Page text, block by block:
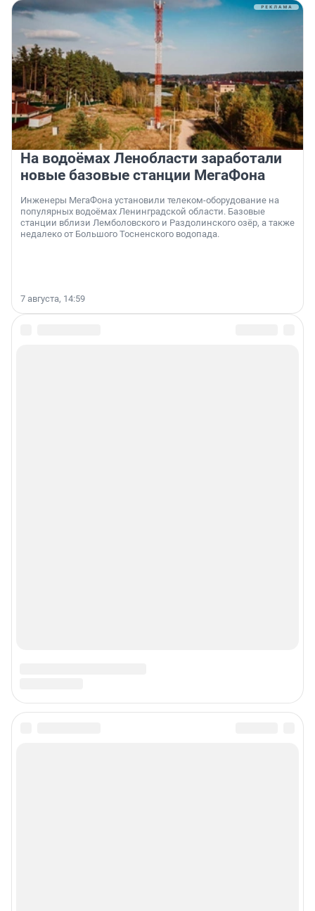
На водоёмах Ленобласти заработали
новые базовые станции МегаФона
Инженеры МегаФона установили телеком-оборудование на
популярных водоёмах Ленинградской области. Базовые
станции вблизи Лемболовского и Раздолинского озёр, а также
недалеко от Большого Тосненского водопада.
7 августа, 14:59